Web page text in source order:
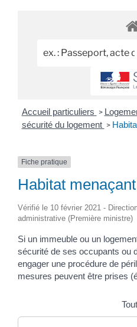
Accueil particuliers >
sécurité du logement >
Fiche pratique
Habitat
Vérifié le 10 février 2021 -
administrative (Première ministre)
Si un immeuble ou un
sécurité de ses occupants ou
engager une procédure de
mesures peuvent être prises